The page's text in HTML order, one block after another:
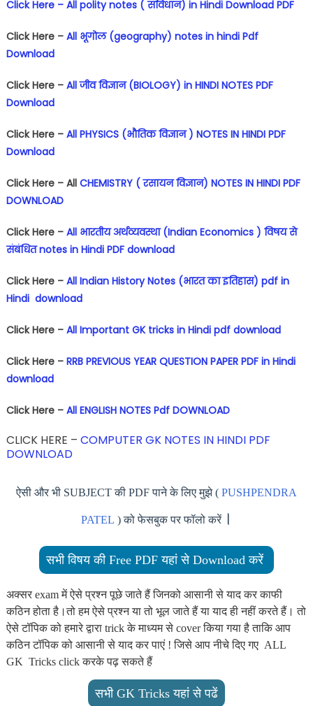
Click Here – All polity notes ( संविधान) in Hindi Download PDF
Click Here – All भूगोल (geography) notes in hindi Pdf
Download
Click Here – All जीव विज्ञान (BIOLOGY) in HINDI NOTES PDF
Download
Click Here – All PHYSICS (भौतिक विज्ञान ) NOTES IN HINDI PDF
Download
Click Here – All CHEMISTRY ( रसायन विज्ञान) NOTES IN HINDI PDF
DOWNLOAD
Click Here – All भारतीय अर्थव्यवस्था (Indian Economics ) विषय से
संबंधित notes in Hindi PDF download
Click Here – All Indian History Notes (भारत का इतिहास) pdf in
Hindi download
Click Here – All Important GK tricks in Hindi pdf download
Click Here – RRB PREVIOUS YEAR QUESTION PAPER PDF in Hindi
download
Click Here – All ENGLISH NOTES Pdf DOWNLOAD
CLICK HERE – COMPUTER GK NOTES IN HINDI PDF
DOWNLOAD
ऐसी और भी SUBJECT की PDF पाने के लिए मुझे ( PUSHPENDRA
PATEL ) को फेसबुक पर फॉलो करें।
सभी विषय की Free PDF यहां से Download करें
अक्सर exam में ऐसे प्रश्न पूछे जाते हैं जिनको आसानी से याद कर काफी
कठिन होता है।तो हम ऐसे प्रश्न या तो भूल जाते हैं या याद ही नहीं करते हैं। तो
ऐसे टॉपिक को हमारे द्वारा trick के माध्यम से cover किया गया है ताकि आप
कठिन टॉपिक को आसानी से याद कर पाएं ! जिसे आप नीचे दिए गए ALL
GK Tricks click करके पढ़ सकते हैं
सभी GK Tricks यहां से पढें